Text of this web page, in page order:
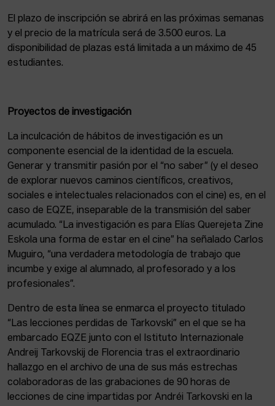
El plazo de inscripción se abrirá en las próximas semanas
y el precio de la matrícula será de 3.500 euros. La
disponibilidad de plazas está limitada a un máximo de 45
estudiantes.
Proyectos de investigación
La inculcación de hábitos de investigación es un
componente esencial de la identidad de la escuela.
Generar y transmitir pasión por el “no saber” (y el deseo
de explorar nuevos caminos científicos, creativos,
sociales e intelectuales relacionados con el cine) es, en el
caso de EQZE, inseparable de la transmisión del saber
acumulado. “La investigación es para Elías Querejeta Zine
Eskola una forma de estar en el cine” ha señalado Carlos
Muguiro, “una verdadera metodología de trabajo que
incumbe y exige al alumnado, al profesorado y a los
profesionales”.
Dentro de esta línea se enmarca el proyecto titulado
“Las lecciones perdidas de Tarkovski” en el que se ha
embarcado EQZE junto con el Istituto Internazionale
Andreij Tarkovskij de Florencia tras el extraordinario
hallazgo en el archivo de una de sus más estrechas
colaboradoras de las grabaciones de 90 horas de
lecciones de cine impartidas por Andréi Tarkovski en la